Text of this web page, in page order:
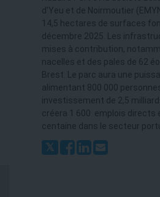
d’Yeu et de Noirmoutier
14,5 hectares de surfaces
décembre 2025. Les
mises à contribution,
nacelles et des pales de 62
Brest. Le parc aura une
alimentant 800 000
investissement de 2,5
créera 1 600 emplois directs
centaine dans le secteur